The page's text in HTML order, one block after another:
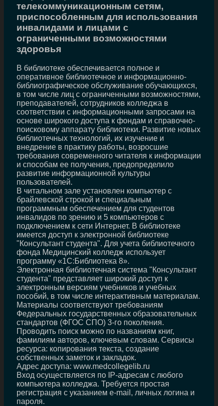
телекоммуникационным сетям,
приспособленным для использования
инвалидами и лицами с
ограниченными возможностями
здоровья
В библиотеке обеспечивается полное и
оперативное библиотечное и информационно-
библиографическое обслуживание обучающихся,
в том числе лиц с ограниченными возможностями,
преподавателей, сотрудников колледжа в
соответствии с информационными запросами на
основе широкого доступа к фондам и справочно-
поисковому аппарату библиотеки. Развитие новых
библиотечных технологий, их изучение и
внедрение в практику работы, возросшие
требования современного читателя к информации
и способам ее получения, предопределило
развитие информационной культуры
пользователей.
В читальном зале установлен компьютер с
брайлевской строкой и специальным
программным обеспечением для студентов
инвалидов по зрению и 5 компьютеров с
подключением к сети Интернет. В библиотеке
имеется доступ к электронной библиотеке
"Консультант студента". Для учета библиотечного
фонда Медицинский колледж использует
программу «1С:Библиотека 8».
Электронная библиотечная система "Консультант
студента" представляет широкий доступ к
электронным версиям учебников и учебных
пособий, в том числе интерактивным материалам.
Материалы соответствуют требованиям
Федеральных государственных образовательных
стандартов (ФГОС СПО) 3-го поколения.
Проводить поиск можно по названиям книг,
фамилиям авторов, ключевым словам. Сервисы
ресурса: копирования текста, создание
собственных заметок и закладок.
Адрес доступа: www.medcollegelib.ru
Вход осуществляется по IP-адресам с любого
компьютера колледжа. Требуется простая
регистрация с указанием e-mail, личных логина и
пароля.